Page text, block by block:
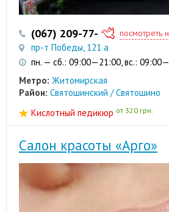
(067) 209-77-60 (044) 452-
посмотреть
пр-т Победы, 121 а
пн. — сб.: 09:00—21:00, вс.:
Метро: Житомирская
Район: Святошинский / Святошино
Кислотный педикюр от 320 грн.
Салон красоты «Арго»